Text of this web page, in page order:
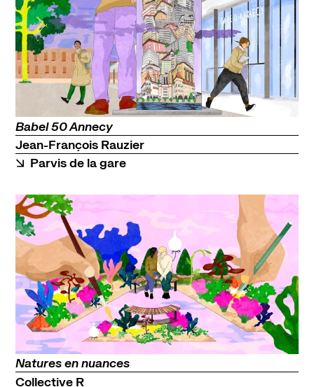
Babel 50 Annecy
Jean-François Rauzier
Parvis de la gare
Natures en nuances
Collective R